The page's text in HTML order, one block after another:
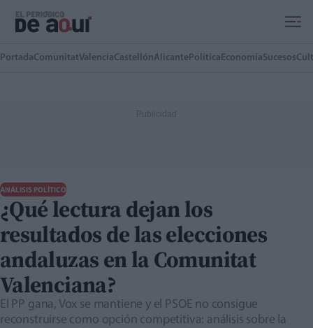
PortadaComunitatValenciaCastellónAlicante Política EconomíaSucesos
ANÁLISIS POLÍTICO
¿Qué lectura dejan los
resultados de las elecciones
andaluzas en la Comunitat
Valenciana?
El PP gana, Vox se mantiene y el PSOE no consigue
reconstruirse como opción competitiva: análisis sobre la